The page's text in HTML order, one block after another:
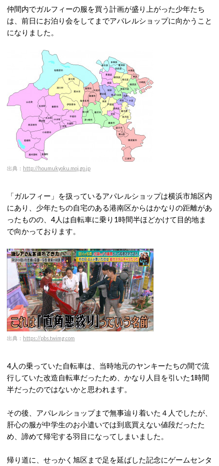
仲間内でガルフィーの服を買う計画が盛り上がった少年たち
は、前日にお泊り会をしてまでアパレルショップに向かうこと
になりました。
出典： http://houmukyoku.moj.go.jp
「ガルフィー」を扱っているアパレルショップは横浜市旭区内
にあり、少年たちの自宅のある港南区からはかなりの距離があ
ったものの、4人は自転車に乗り1時間半ほどかけて目的地ま
で向かっております。
出典： https://pbs.twimg.com
4人の乗っていた自転車は、当時地元のヤンキーたちの間で流
行していた改造自転車だったため、かなり人目を引いた1時間
半だったのではないかと思われます。
その後、アパレルショップまで無事辿り着いた４人でしたが、
肝心の服が中学生のお小遣いでは到底買えない値段だったた
め、諦めて帰宅する羽目になってしまいました。
帰り道に、せっかく旭区まで足を延ばした記念にゲームセンタ